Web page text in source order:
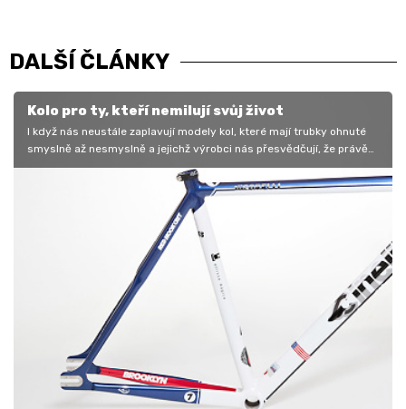
DALŠÍ ČLÁNKY
Kolo pro ty, kteří nemilují svůj život
I když nás neustále zaplavují modely kol, které mají trubky ohnuté
smyslně až nesmyslně a jejichž výrobci nás přesvědčují, že právě
to…